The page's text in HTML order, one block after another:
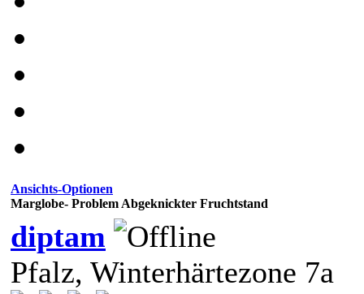
Ansichts-Optionen
Marglobe- Problem Abgeknickter Fruchtstand
diptam
Pfalz, Winterhärtezone 7a